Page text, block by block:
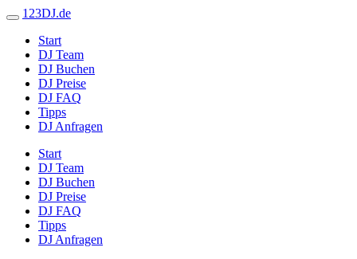
123DJ.de
Start
DJ Team
DJ Buchen
DJ Preise
DJ FAQ
Tipps
DJ Anfragen
Start
DJ Team
DJ Buchen
DJ Preise
DJ FAQ
Tipps
DJ Anfragen